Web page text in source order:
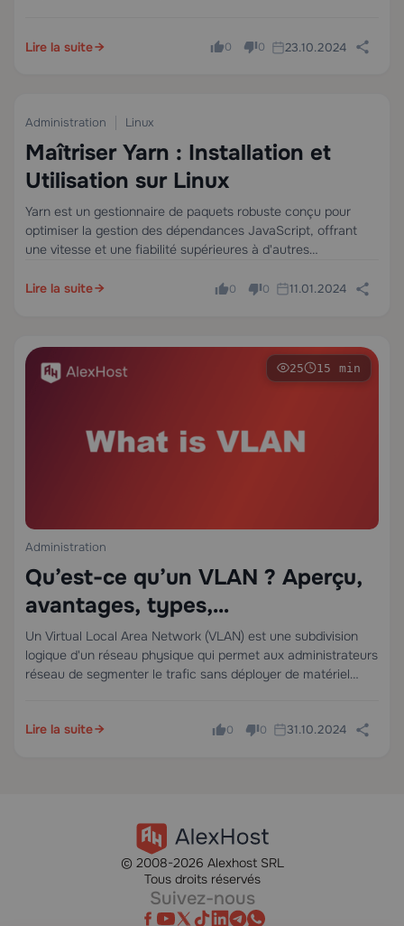
consiste en une migration…
Lire la suite 0 0 23.10.2024
Administration Linux
Maîtriser Yarn : Installation et
Utilisation sur Linux
Yarn est un gestionnaire de paquets robuste conçu pour
optimiser la gestion des dépendances JavaScript, offrant
une vitesse et une fiabilité supérieures à d'autres
gagné en popularité pour ses performances et son…
Lire la suite 0 0 11.01.2024
25 15 min
Administration
Qu’est-ce qu’un VLAN ? Aperçu,
avantages, types,
implémentation et dépannage
Un Virtual Local Area Network (VLAN) est une subdivision
logique d'un réseau physique qui permet aux administrateurs
réseau de segmenter le trafic sans déployer de matériel
Lire la suite
0 0 31.10.2024
© 2008-2026 Alexhost SRL
Tous droits réservés
Suivez-nous